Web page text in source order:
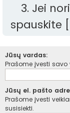
3. Jei
spauskite
Jūsų vardas:
Prašome įvesti savo
Jūsų el. pašto
Prašome įvesti
susisiekti.